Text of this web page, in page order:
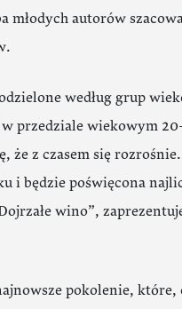
młodych autorów
według grup
w przedziale wiekowym
że z czasem się
i będzie poświęcona
wino”,
pokolenie,